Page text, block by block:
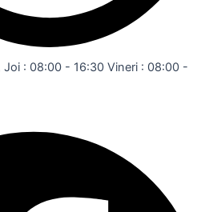
Joi : 08:00 - 16:30 Vineri : 08:00 -